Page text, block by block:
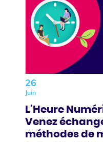
26
Juin
L'Heure
Venez
méthodes de